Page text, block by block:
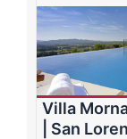
Villa
| San